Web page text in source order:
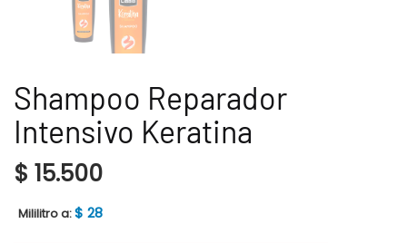
Shampoo Reparador
Intensivo Keratina
$ 15.500
Mililitro a:$ 28